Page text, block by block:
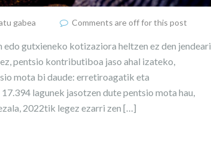
gabea Comments are off for this post
gutxieneko kotizaziora heltzen ez den jendeari
pentsio kontributiboa jaso ahal izateko,
mota bi daude: erretiroagatik eta
lagunek jasotzen dute pentsio mota hau,
2022tik legez ezarri zen […]